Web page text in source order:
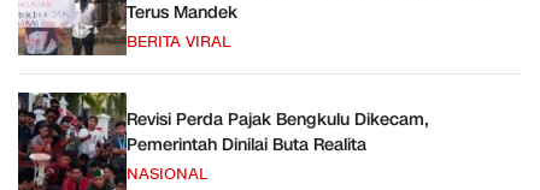
Terus Mandek
BERITA VIRAL
Revisi Perda Pajak Bengkulu Dikecam,
Pemerintah Dinilai Buta Realita
NASIONAL